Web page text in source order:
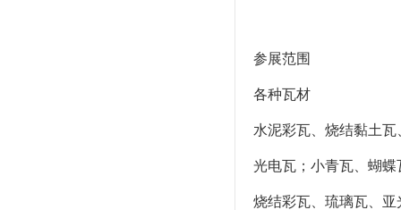
参展范围
各种瓦材
水泥彩瓦、烧结黏土
光电瓦；小青瓦、蝴
烧结彩瓦、琉璃瓦、